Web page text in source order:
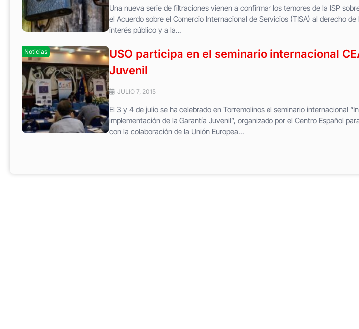
Una nueva serie de filtraciones vienen a confirmar los temores de la ISP
el Acuerdo sobre el Comercio Internacional de Servicios (TISA) al derecho de
interés público y a la...
Noticias
USO participa en el seminario internacional
Juvenil
JULIO 7, 2015
El 3 y 4 de julio se ha celebrado en Torremolinos el seminario internacional
implementación de la Garantía Juvenil”, organizado por el Centro Español
con la colaboración de la Unión Europea...